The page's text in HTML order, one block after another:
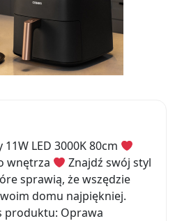
LED 3000K 80cm
wnętrza
Znajdź swój styl
sprawią, że wszędzie
domu najpiękniej.
produktu: Oprawa